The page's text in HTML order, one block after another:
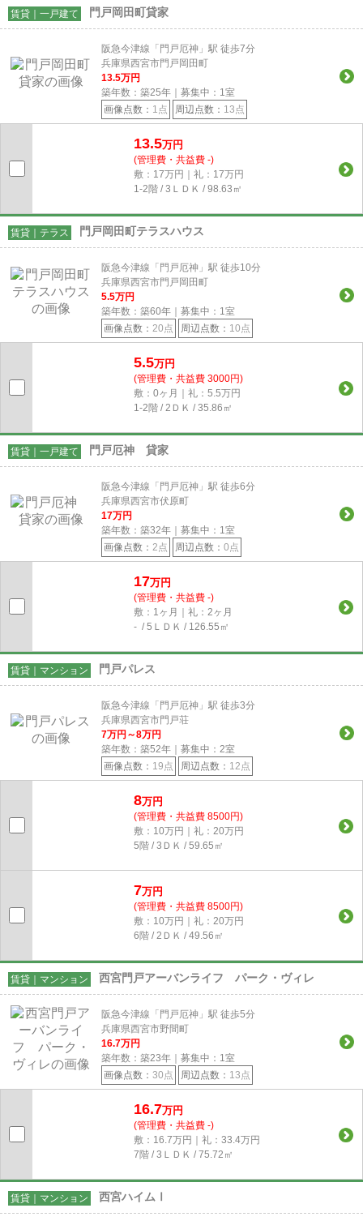
賃貸｜一戸建て 門戸岡田町貸家
阪急今津線「門戸厄神」駅 徒歩7分
兵庫県西宮市門戸岡田町
13.5万円
築年数：築25年｜募集中： 1室
画像点数： 1点 周辺点数： 13点
13.5万円
(管理費・共益費 -)
敷：17万円｜礼：17万円
1-2階 / 3ＬＤＫ / 98.63㎡
賃貸｜テラス 門戸岡田町テラスハウス
阪急今津線「門戸厄神」駅 徒歩10分
兵庫県西宮市門戸岡田町
5.5万円
築年数：築60年｜募集中： 1室
画像点数： 20点 周辺点数： 10点
5.5万円
(管理費・共益費 3000円)
敷：0ヶ月｜礼：5.5万円
1-2階 / 2ＤＫ / 35.86㎡
賃貸｜一戸建て 門戸厄神 貸家
阪急今津線「門戸厄神」駅 徒歩6分
兵庫県西宮市伏原町
17万円
築年数：築32年｜募集中： 1室
画像点数： 2点 周辺点数： 0点
17万円
(管理費・共益費 -)
敷：1ヶ月｜礼：2ヶ月
- / 5ＬＤＫ / 126.55㎡
賃貸｜マンション 門戸パレス
阪急今津線「門戸厄神」駅 徒歩3分
兵庫県西宮市門戸荘
7万円～8万円
築年数：築52年｜募集中： 2室
画像点数： 19点 周辺点数： 12点
8万円
(管理費・共益費 8500円)
敷：10万円｜礼：20万円
5階 / 3ＤＫ / 59.65㎡
7万円
(管理費・共益費 8500円)
敷：10万円｜礼：20万円
6階 / 2ＤＫ / 49.56㎡
賃貸｜マンション 西宮門戸アーバンライフ パーク・ヴィレ
阪急今津線「門戸厄神」駅 徒歩5分
兵庫県西宮市野間町
16.7万円
築年数：築23年｜募集中： 1室
画像点数： 30点 周辺点数： 13点
16.7万円
(管理費・共益費 -)
敷：16.7万円｜礼：33.4万円
7階 / 3ＬＤＫ / 75.72㎡
賃貸｜マンション 西宮ハイムⅠ